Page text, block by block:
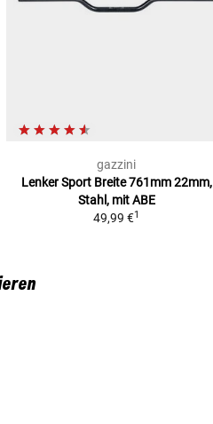
gazzini
Lenker Sport Breite 761mm 22mm,
Stahl, mit ABE
49,99 €1